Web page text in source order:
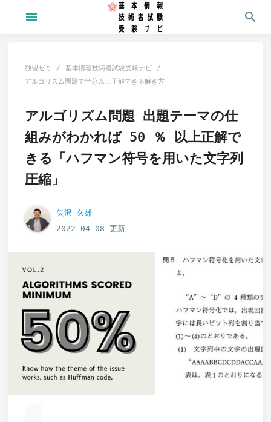
menu search
独習ゼミ
基本情報技術者試験受験ナビ
アルゴリズム問題で半分以上正解できる解き方
アルゴリズム問題 出題テーマの仕
組みがわかれば 50 ％ 以上正解で
きる「ハフマン符号を用いた文字列
圧縮」
矢沢 久雄
2022-04-08 更新